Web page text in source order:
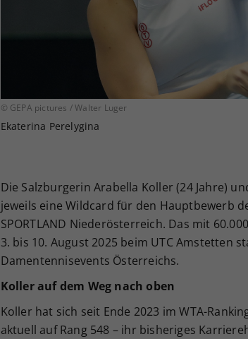
© GEPA pictures / Walter Luger
Ekaterina Perelygina
Die Salzburgerin Arabella Koller (24 Jahre)
jeweils eine Wildcard für den Hauptbewerb
SPORTLAND Niederösterreich. Das mit
3. bis 10. August 2025 beim UTC Amstetten
Damentennisevents Österreichs.
Koller auf dem Weg nach oben
Koller hat sich seit Ende 2023 im WTA-
aktuell auf Rang 548 – ihr bisheriges